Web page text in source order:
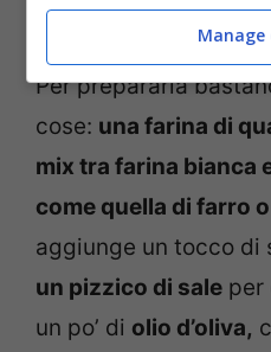
di famiglia da riscoprire-
Per prepararla
cose: una farina di
mix tra farina bianca
come quella di farro
aggiunge un tocco di
un pizzico di sale per
un po’ di olio d’oliva,